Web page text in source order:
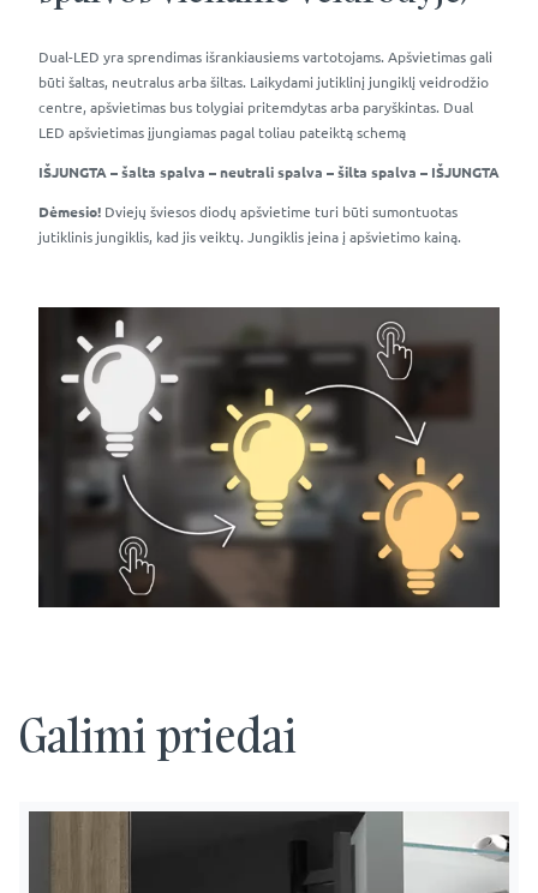
Dual-LED yra sprendimas išrankiausiems vartotojams. Apšvietimas gali
būti šaltas, neutralus arba šiltas. Laikydami jutiklinį jungiklį veidrodžio
centre, apšvietimas bus tolygiai pritemdytas arba paryškintas. Dual
LED apšvietimas įjungiamas pagal toliau pateiktą schemą
IŠJUNGTA – šalta spalva – neutrali spalva – šilta spalva – IŠJUNGTA
Dėmesio! Dviejų šviesos diodų apšvietime turi būti sumontuotas
jutiklinis jungiklis, kad jis veiktų. Jungiklis įeina į apšvietimo kainą.
Galimi priedai